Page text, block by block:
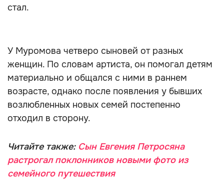
стал.
У Муромова четверо сыновей от разных
женщин. По словам артиста, он помогал детям
материально и общался с ними в раннем
возрасте, однако после появления у бывших
возлюбленных новых семей постепенно
отходил в сторону.
Читайте также: Сын Евгения Петросяна
растрогал поклонников новыми фото из
семейного путешествия